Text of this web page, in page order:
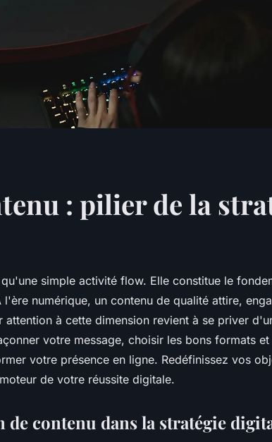
: pilier de la
simple activité flow. Elle constitue le
numérique, un contenu de qualité attire,
à cette dimension revient à se priver
votre message, choisir les bons formats et
votre présence en ligne. Redéfinissez vos
de votre réussite digitale.
contenu dans la stratégie